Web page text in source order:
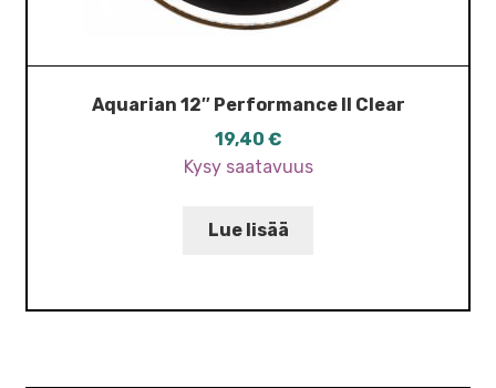
Aquarian 12″ Performance II Clear
19,40 €
Kysy saatavuus
Lue lisää